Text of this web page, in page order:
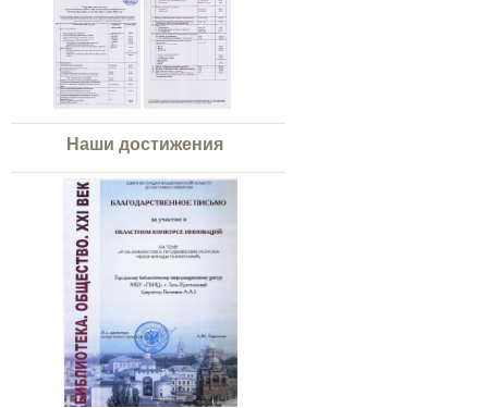
Наши достижения